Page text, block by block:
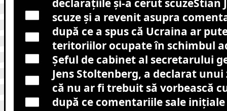
declarațiile și-a cerut scuzeStian
scuze și a revenit asupra
după ce a spus că Ucraina ar
teritoriilor ocupate în schimbul
Șeful de cabinet al secretarului
Jens Stoltenberg, a declarat
că nu ar fi trebuit să vorbească
după ce comentariile sale